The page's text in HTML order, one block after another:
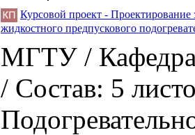
Курсовой проект - Проектирование
жидкостного предпускового
МГТУ /
/ Состав: 5